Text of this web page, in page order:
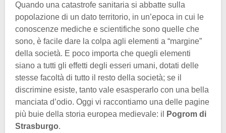
Quando una catastrofe sanitaria si abbatte sulla
popolazione di un dato territorio, in un’epoca in cui le
conoscenze mediche e scientifiche sono quelle che
sono, è facile dare la colpa agli elementi a “margine”
della società. E poco importa che quegli elementi
siano a tutti gli effetti degli esseri umani, dotati delle
stesse facoltà di tutto il resto della società; se il
discrimine esiste, tanto vale esasperarlo con una bella
manciata d’odio. Oggi vi raccontiamo una delle pagine
più buie della storia europea medievale: il
Pogrom di
Strasburgo.